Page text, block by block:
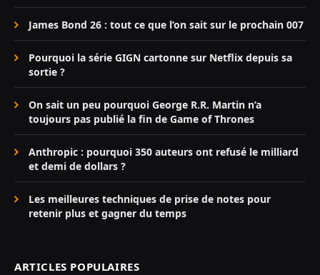
James Bond 26 : tout ce que l’on sait sur le prochain 007
Pourquoi la série GIGN cartonne sur Netflix depuis sa
sortie ?
On sait un peu pourquoi George R.R. Martin n’a
toujours pas publié la fin de Game of Thrones
Anthropic : pourquoi 350 auteurs ont refusé le milliard
et demi de dollars ?
Les meilleures techniques de prise de notes pour
retenir plus et gagner du temps
ARTICLES POPULAIRES